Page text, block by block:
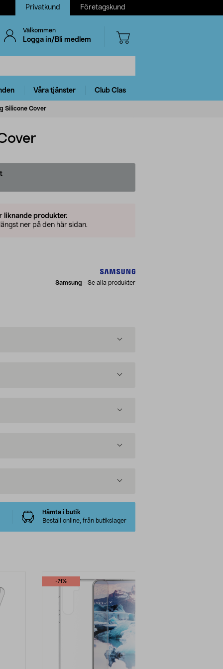
Privatkund Företagskund
Välkommen
Logga in/Bli medlem
Våra tjänster Club Clas
Silicone Cover
liknande produkter.
ner på den här sidan.
Samsung - Se alla produkter
Hämta i butik
Beställ online, från butikslager
-71%